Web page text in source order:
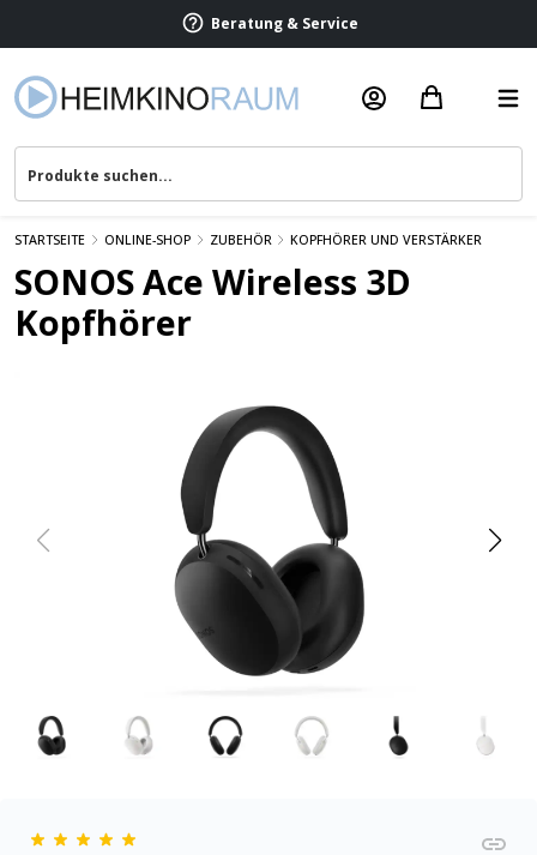
Beratung & Service
STARTSEITE ONLINE-SHOP ZUBEHÖR KOPFHÖRER UND VERSTÄRKER
SONOS Ace Wireless 3D
Kopfhörer